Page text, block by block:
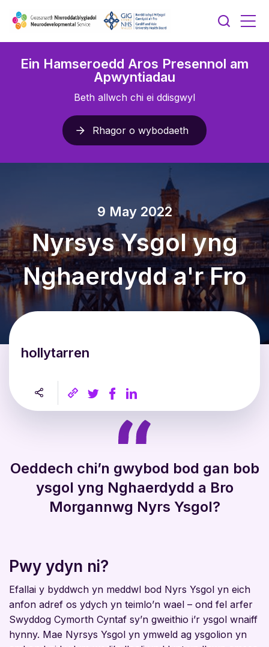
Ein Hamseroedd Aros Presennol am
Apwyntiadau
Beth allwch chi ei ddisgwyl
Rhagor o wybodaeth
9 May 2022
Nyrsys Ysgol yng
Nghaerdydd a'r Fro
hollytarren
Oeddech chi’n gwybod bod gan bob
ysgol yng Nghaerdydd a Bro
Morgannwg Nyrs Ysgol?
Pwy ydyn ni?
Efallai y byddwch yn meddwl bod Nyrs Ysgol yn eich
anfon adref os ydych yn teimlo’n wael – ond fel arfer
Swyddog Cymorth Cyntaf sy’n gweithio i’r ysgol wnaiff
hynny. Mae Nyrsys Ysgol yn ymweld ag ysgolion yn